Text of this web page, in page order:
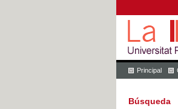
Principal
Búsqueda